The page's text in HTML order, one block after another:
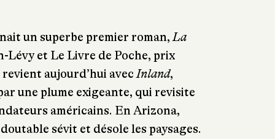
un superbe premier roman,La
Lévy et Le Livre de Poche, prix
aujourd’hui avecInland,
une plume exigeante, qui revisite
américains. En Arizona,
sévit et désole les paysages.